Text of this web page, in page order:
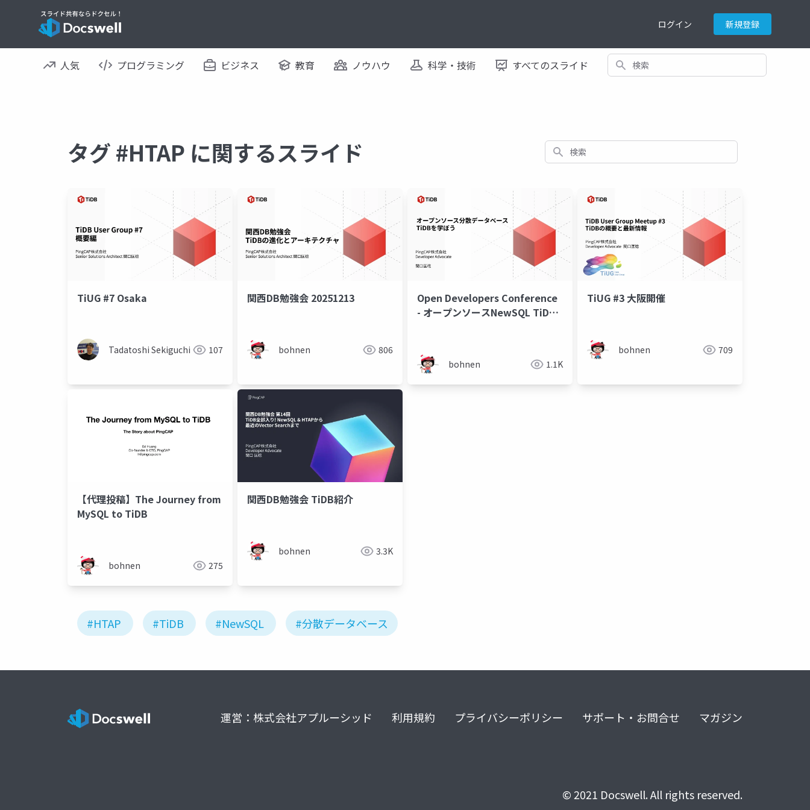
ログイン 新規登録
人気 プログラミング ビジネス 教育 ノウハウ 科学・技術 すべてのスライド 検索
タグ #HTAP に関するスライド 検索
TiUG #7 Osaka
Tadatoshi Sekiguchi 107
関西DB勉強会 20251213
bohnen 806
Open Developers Conference
- オープンソースNewSQL TiDB
bohnen 1.1K
TiUG #3 大阪開催
bohnen 709
【代理投稿】The Journey from
MySQL to TiDB
bohnen 275
関西DB勉強会 TiDB紹介
bohnen 3.3K
#HTAP #TiDB #NewSQL #分散データベース
運営：株式会社アプルーシッド 利用規約 プライバシーポリシー サポート・お問合せ マガジン
© 2021 Docswell. All rights reserved.